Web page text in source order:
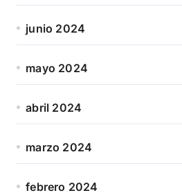
junio 2024
mayo 2024
abril 2024
marzo 2024
febrero 2024